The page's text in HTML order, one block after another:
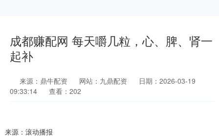
成都赚配网 每天嚼几粒，心、脾、肾一
起补
来源：鼎牛配资 网站：九鼎配资
日期：2026-03-19
09:33:14
查看：202
来源：滚动播报